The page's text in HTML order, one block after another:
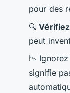
pour des
🔍
peut
📉
signifie